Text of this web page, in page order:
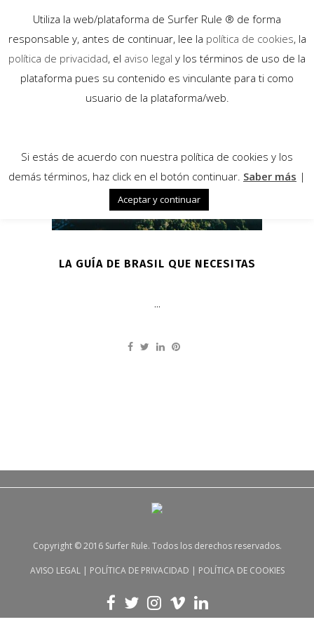
22
LA GUÍA DE BRASIL QUE NECESITAS
...
Copyright © 2016 Surfer Rule. Todos los derechos reservados.
AVISO LEGAL| POLÍTICA DE PRIVACIDAD | POLÍTICA DE COOKIES
Utiliza la web/plataforma de Surfer Rule ® de forma
responsable y, antes de continuar, lee la política de cookies, la
política de privacidad, el aviso legal y los términos de uso de la
plataforma pues su contenido es vinculante para ti como
usuario de la plataforma/web.
Si estás de acuerdo con nuestra política de cookies y los
demás términos, haz click en el botón continuar. Saber más |
Aceptar y continuar